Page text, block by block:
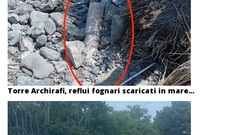
Torre Archirafi, reflui fognari scaricati in mare...